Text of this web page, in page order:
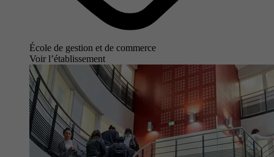
École de gestion et de commerce
Voir l’établissement